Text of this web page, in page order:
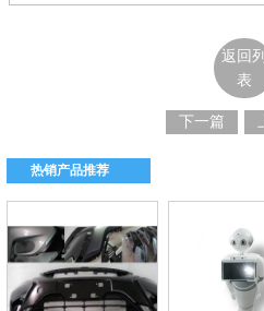
返回列
表
下一篇
热销产品推荐